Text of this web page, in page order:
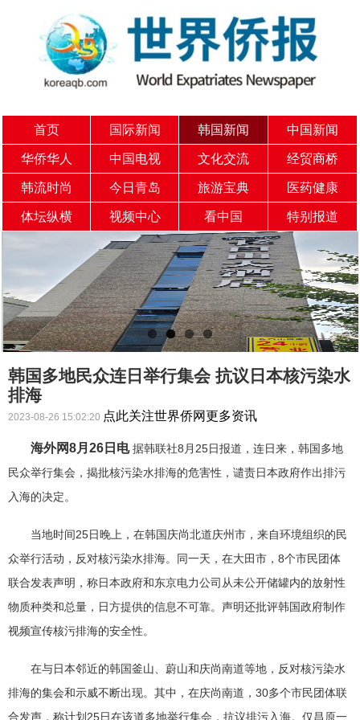
首页 国际新闻 韩国新闻 中国新闻
华侨华人 中国电视 文化交流 经贸商桥
韩流时尚 今日青岛 旅游宝典 医药健康
体坛纵横 视频中心 看中国 特别报道
韩国多地民众连日举行集会 抗议日本核污染水
排海
2023-08-26 15:02:20 点此关注世界侨网更多资讯
海外网8月26日电据韩联社8月25日报道，连日来，韩国多地
民众举行集会，揭批核污染水排海的危害性，谴责日本政府作出排污
入海的决定。
当地时间25日晚上，在韩国庆尚北道庆州市，来自环境组织的民
众举行活动，反对核污染水排海。同一天，在大田市，8个市民团体
联合发表声明，称日本政府和东京电力公司从未公开储罐内的放射性
物质种类和总量，日方提供的信息不可靠。声明还批评韩国政府制作
视频宣传核污排海的安全性。
在与日本邻近的韩国釜山、蔚山和庆尚南道等地，反对核污染水
排海的集会和示威不断出现。其中，在庆尚南道，30多个市民团体联
合发声，称计划25日在该道多地举行集会，抗议排污入海。仅昌原一